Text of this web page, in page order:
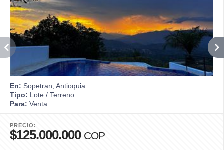
En: Sopetran, Antioquia
Tipo: Lote / Terreno
Para: Venta
PRECIO:
$125.000.000 COP